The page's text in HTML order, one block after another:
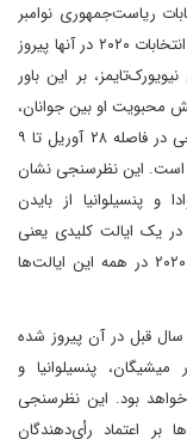
ریاست‌جمهوری نوامبر
۲۰۲۴، در پنج ایالت چرخشی کلیدی که جو بایدن در انتخابات ۲۰۲۰ در آنها پیروز
بر این باور
محبویت او بین جوانان،
سیاه‌پوستان و لاتین‌تبارها مربوط است. این نظرسنجی در فاصله ۲۸ آوریل تا ۹
است. این نظرسنجی نشان
و پنسیلوانیا از بایدن
یک ایالت کلیدی یعنی
ویسکانسین‌ محبوب است. بایدن در انتخابات سال ۲۰۲۰ در همه این ایالت‌ها
قبل در آن پیروز شده
میشیگان، پنسیلوانیا و
بود. این نظرسنجی
اعتماد رأی‌دهندگان